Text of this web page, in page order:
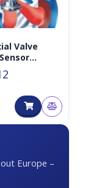
Europe –
Valve